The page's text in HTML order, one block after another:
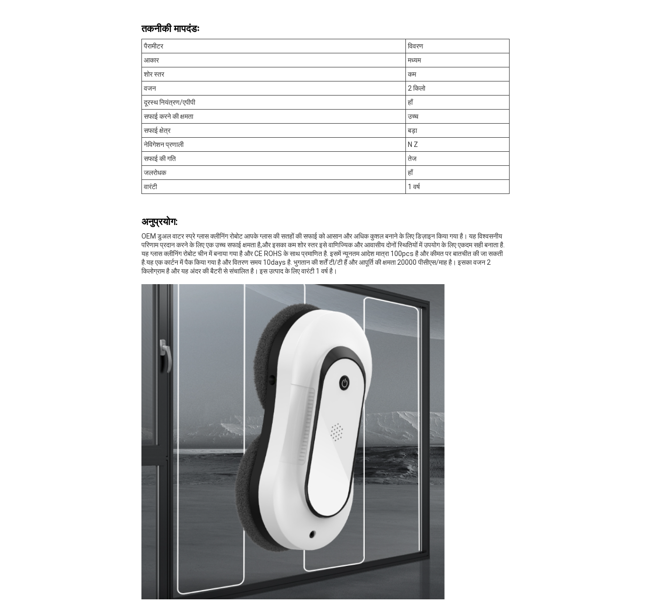
तकनीकी मापदंडः
पैरामीटर
विवरण
आकार
मध्यम
शोर स्तर
कम
वजन
2 किलो
दूरस्थ नियंत्रण/एपीपी
हाँ
सफाई करने की क्षमता
उच्च
सफाई क्षेत्र
बड़ा
नेविगेशन प्रणाली
N Z
सफाई की गति
तेज
जलरोधक
हाँ
वारंटी
1 वर्ष
अनुप्रयोग:
OEM डुअल वाटर स्प्रे ग्लास क्लीनिंग रोबोट आपके ग्लास की सतहों की सफाई को आसान और अधिक कुशल बनाने के लिए डिज़ाइन किया गया है। यह विश्वसनीय
परिणाम प्रदान करने के लिए एक उच्च सफाई क्षमता है,और इसका कम शोर स्तर इसे वाणिज्यिक और आवासीय दोनों स्थितियों में उपयोग के लिए एकदम सही बनाता है.
यह ग्लास क्लीनिंग रोबोट चीन में बनाया गया है और CE ROHS के साथ प्रमाणित है. इसमें न्यूनतम आदेश मात्रा 100pcs है और कीमत पर बातचीत की जा सकती
है.यह एक कार्टन में पैक किया गया है और वितरण समय 10days है. भुगतान की शर्तें टी/टी हैं और आपूर्ति की क्षमता 20000 पीसीएस/माह है। इसका वजन 2
किलोग्राम है और यह अंदर की बैटरी से संचालित है। इस उत्पाद के लिए वारंटी 1 वर्ष है।